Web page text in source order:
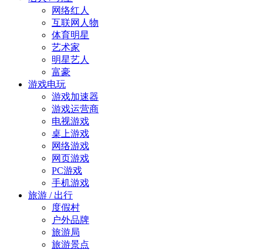
网络红人
互联网人物
体育明星
艺术家
明星艺人
富豪
游戏电玩
游戏加速器
游戏运营商
电视游戏
桌上游戏
网络游戏
网页游戏
PC游戏
手机游戏
旅游 / 出行
度假村
户外品牌
旅游局
旅游景点